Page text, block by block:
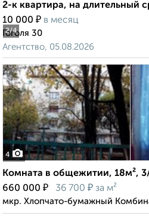
2/4
2-к квартира, на длительный
10 000 ₽ в месяц
Гоголя 30
Агентство, 05.08.2026
4
Комната в общежитии, 18м²,
660 000 ₽ 36 700 ₽ за м²
мкр. Хлопчато-бумажный